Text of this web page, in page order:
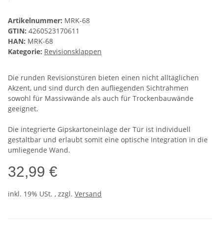
Artikelnummer: MRK-68
GTIN: 4260523170611
HAN: MRK-68
Kategorie: Revisionsklappen
Die runden Revisionstüren bieten einen nicht alltäglichen
Akzent, und sind durch den aufliegenden Sichtrahmen
sowohl für Massivwände als auch für Trockenbauwände
geeignet.
Die integrierte Gipskartoneinlage der Tür ist individuell
gestaltbar und erlaubt somit eine optische Integration in die
umliegende Wand.
32,99 €
inkl. 19% USt. , zzgl. Versand